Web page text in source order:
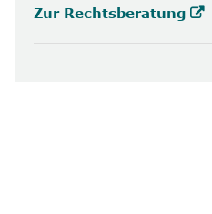
Zur Rechtsberatung